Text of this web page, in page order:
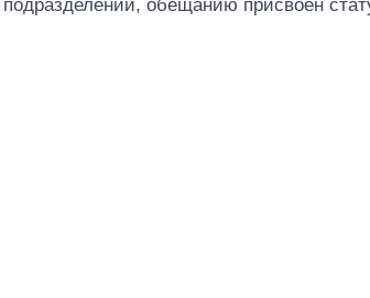
обещанию присвоен